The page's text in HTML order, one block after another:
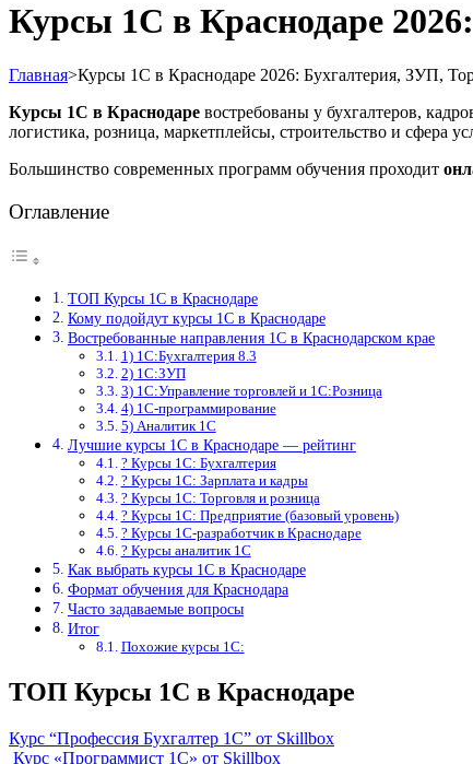
Курсы 1С в Краснодаре
Главная>Курсы 1С в Краснодаре 2026: Бухгалтерия, ЗУП,
Курсы 1С в Краснодаре востребованы у бухгалтеров,
логистика, розница, маркетплейсы, строительство и сфера
Большинство современных программ обучения проходит
Оглавление
ТОП Курсы 1С в Краснодаре
Кому подойдут курсы 1С в Краснодаре
Востребованные направления 1С в Краснодарском крае
1) 1С:Бухгалтерия 8.3
2) 1С:ЗУП
3) 1С:Управление торговлей и 1С:Розница
4) 1С-программирование
5) Аналитик 1С
Лучшие курсы 1С в Краснодаре — рейтинг
? Курсы 1С: Бухгалтерия
? Курсы 1С: Зарплата и кадры
? Курсы 1С: Торговля и розница
? Курсы 1С: Предприятие (базовый уровень)
? Курсы 1С-разработчик в Краснодаре
? Курсы аналитик 1С
Как выбрать курсы 1С в Краснодаре
Формат обучения для Краснодара
Часто задаваемые вопросы
Итог
Похожие курсы 1С:
ТОП Курсы 1С в Краснодаре
Курс “Профессия Бухгалтер 1С” от Skillbox
Курс «Программист 1С» от Skillbox